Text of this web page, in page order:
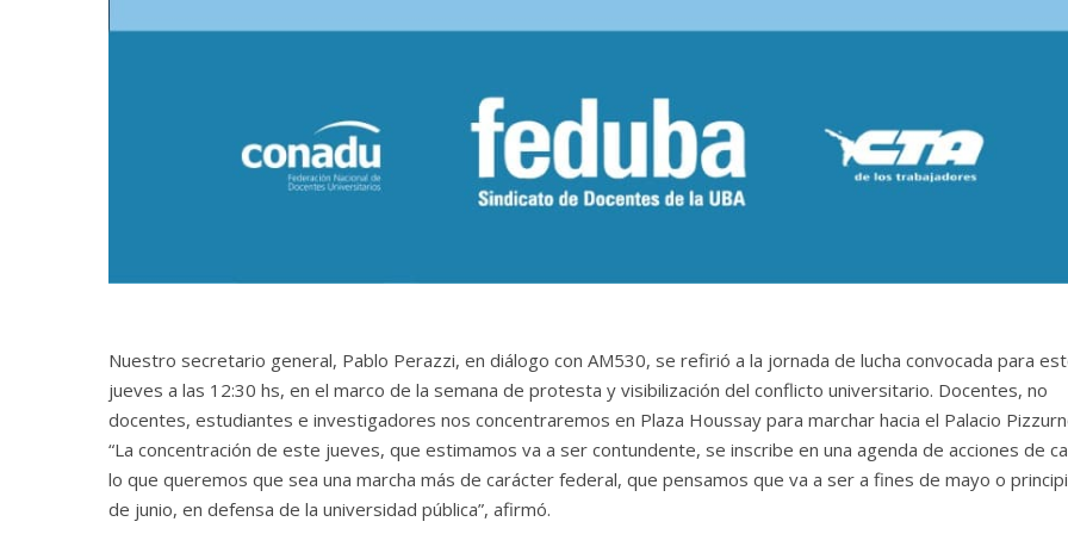
Nuestro secretario general, Pablo Perazzi, en diálogo con AM530, se refirió a la jornada de lucha convocada para
jueves a las 12:30 hs, en el marco de la semana de protesta y visibilización del conflicto universitario. Docentes, no
docentes, estudiantes e investigadores nos concentraremos en Plaza Houssay para marchar hacia el Palacio
“La concentración de este jueves, que estimamos va a ser contundente, se inscribe en una agenda de acciones de
lo que queremos que sea una marcha más de carácter federal, que pensamos que va a ser a fines de mayo o
de junio, en defensa de la universidad pública”, afirmó.